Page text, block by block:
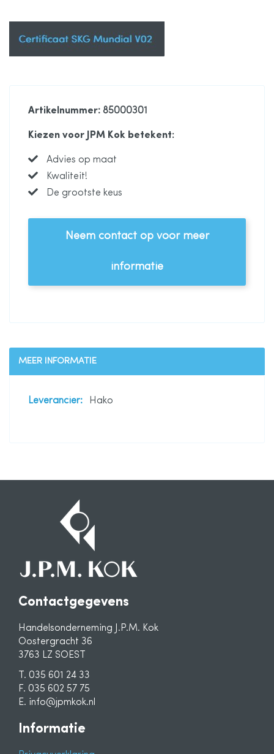
Artikelnummer: 85000301
Kiezen voor JPM Kok betekent:
Advies op maat
Kwaliteit!
De grootste keus
Neem contact op voor meer
informatie
MEER INFORMATIE
Meer
Hako
Contactgegevens
Handelsonderneming J.P.M. Kok
Oostergracht 36
3763 LZ SOEST
T. 035 601 24 33
F. 035 602 57 75
E. info@jpmkok.nl
Informatie